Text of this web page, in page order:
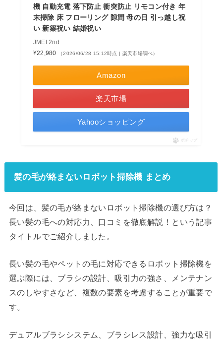
機 自動充電 落下防止 衝突防止 リモコン付き 年
末掃除 床 フローリング 隙間 母の日 引っ越し祝
い 新築祝い 結婚祝い
JMEI 2nd
¥22,980
（2026/06/28 15:12時点 | 楽天市場調べ）
Amazon
楽天市場
Yahooショッピング
ポチップ
髪の毛が絡まないロボット掃除機 まとめ
今回は、髪の毛が絡まないロボット掃除機の選び方は？
長い髪の毛への対応力、口コミを徹底解説！という記事
タイトルでご紹介しました。
長い髪の毛やペットの毛に対応できるロボット掃除機を
選ぶ際には、ブラシの設計、吸引力の強さ、メンテナン
スのしやすさなど、複数の要素を考慮することが重要で
す。
デュアルブラシシステム、ブラシレス設計、強力な吸引